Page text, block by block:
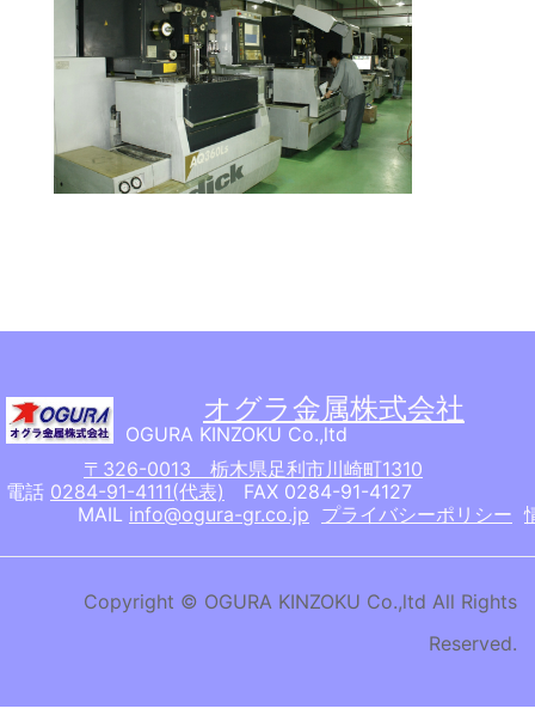
オグラ金属株式会社
OGURA KINZOKU Co.,ltd
〒326-0013 栃木県足利市川崎町1310
電話 0284-91-4111(代表) FAX 0284-91-4127
MAIL info@ogura-gr.co.jp プライバシーポリシー
Copyright © OGURA KINZOKU Co.,ltd All Rights
Reserved.